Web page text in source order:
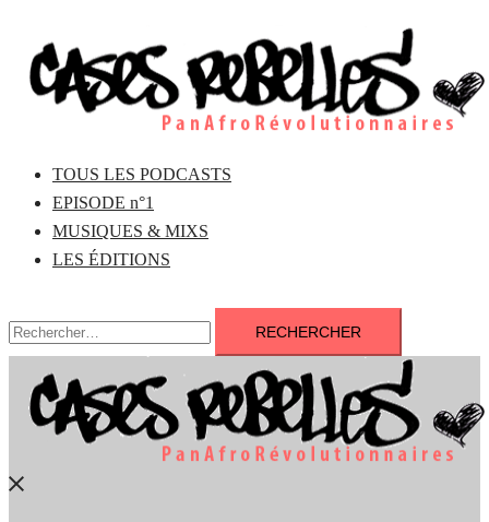
contenu
TOUS LES PODCASTS
EPISODE n°1
MUSIQUES & MIXS
LES ÉDITIONS
Rechercher :
Fermer